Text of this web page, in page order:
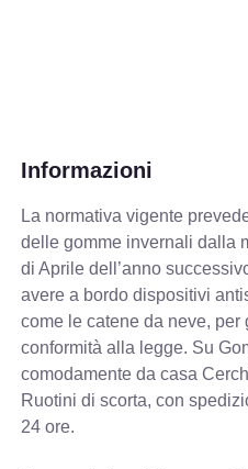
Informazioni
La normativa vigente
delle gomme invernali dalla
di Aprile dell’anno
avere a bordo dispositivi
come le catene da neve, per
conformità alla legge. Su
comodamente da casa
Ruotini di scorta, con
24 ore.